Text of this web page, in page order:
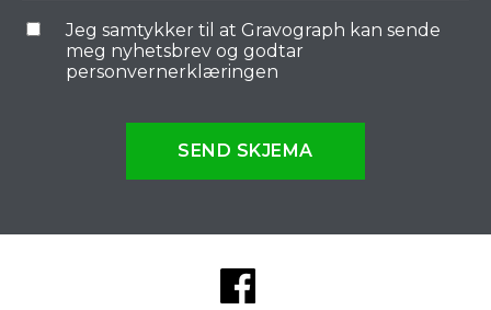
Jeg samtykker til at Gravograph kan sende
meg nyhetsbrev og godtar
personvernerklæringen
SEND SKJEMA